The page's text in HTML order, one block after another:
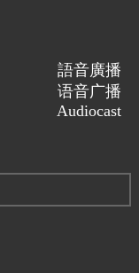
語音廣播
语音广播
Audiocast